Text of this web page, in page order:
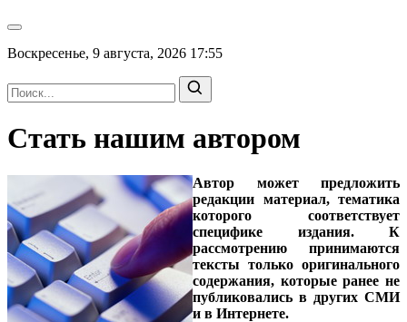
Воскресенье, 9 августа, 2026 17:55
Стать нашим автором
Автор может предложить
редакции материал, тематика
которого соответствует
специфике издания. К
рассмотрению принимаются
тексты только оригинального
содержания, которые ранее не
публиковались в других СМИ
и в Интернете.